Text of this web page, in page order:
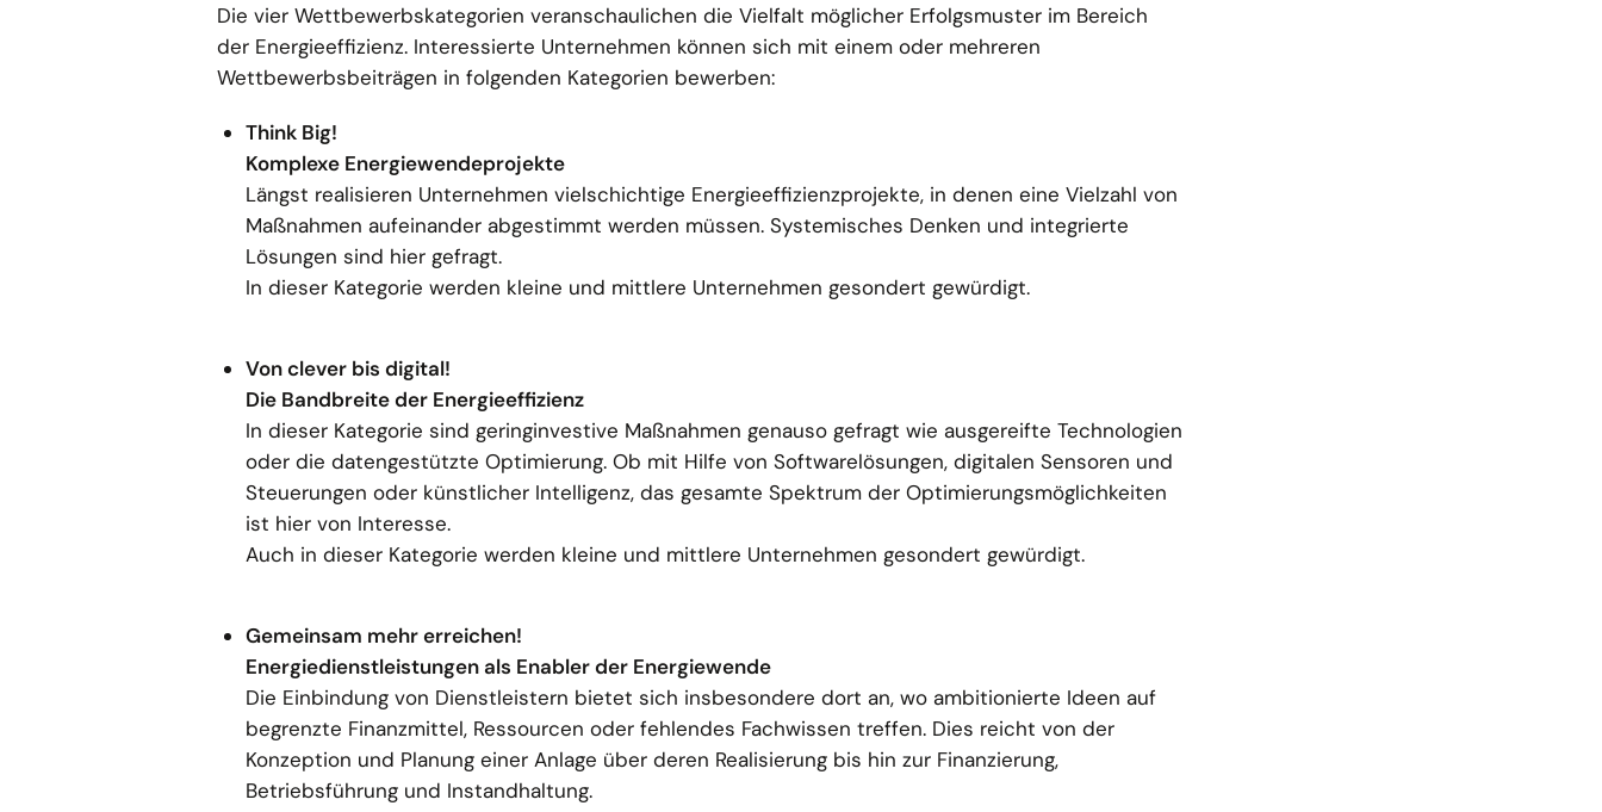
Die vier Wettbewerbskategorien veranschaulichen die Vielfalt möglicher Erfolgsmuster im Bereich
der Energieeffizienz. Interessierte Unternehmen können sich mit einem oder mehreren
Wettbewerbsbeiträgen in folgenden Kategorien bewerben:
Think Big!
Komplexe Energiewendeprojekte
Längst realisieren Unternehmen vielschichtige Energieeffizienzprojekte, in denen eine Vielzahl von
Maßnahmen aufeinander abgestimmt werden müssen. Systemisches Denken und integrierte
Lösungen sind hier gefragt.
In dieser Kategorie werden kleine und mittlere Unternehmen gesondert gewürdigt.
Von clever bis digital!
Die Bandbreite der Energieeffizienz
In dieser Kategorie sind geringinvestive Maßnahmen genauso gefragt wie ausgereifte Technologien
oder die datengestützte Optimierung. Ob mit Hilfe von Softwarelösungen, digitalen Sensoren und
Steuerungen oder künstlicher Intelligenz, das gesamte Spektrum der Optimierungsmöglichkeiten
ist hier von Interesse.
Auch in dieser Kategorie werden kleine und mittlere Unternehmen gesondert gewürdigt.
Gemeinsam mehr erreichen!
Energiedienstleistungen als Enabler der Energiewende
Die Einbindung von Dienstleistern bietet sich insbesondere dort an, wo ambitionierte Ideen auf
begrenzte Finanzmittel, Ressourcen oder fehlendes Fachwissen treffen. Dies reicht von der
Konzeption und Planung einer Anlage über deren Realisierung bis hin zur Finanzierung,
Betriebsführung und Instandhaltung.